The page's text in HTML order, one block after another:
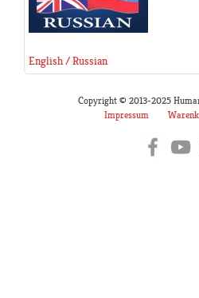
English / Russian
Copyright © 2013-2025
Impressum